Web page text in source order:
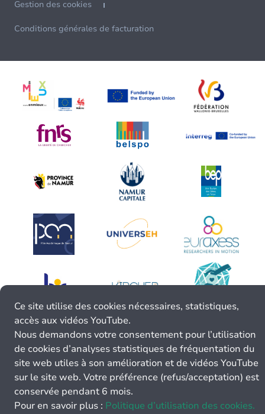
Gestion des cookies
Conditions générales de facturation
Ce site utilise des cookies nécessaires, statistiques,
accès aux vidéos YouTube.
Nous demandons votre consentement pour l’utilisation
de cookies d’analyses statistiques de fréquentation du
site web utiles à son amélioration et de vidéos YouTube
sur le site web. Votre préférence (refus/acceptation) est
conservée pendant 6 mois.
Pour en savoir plus : Politique d’utilisation des cookies.